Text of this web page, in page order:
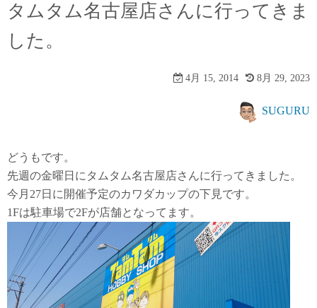
プタムタム名古屋店さんに行ってきま
した。
4月 15, 2014 8月 29, 2023
SUGURU
どうもです。
先週の金曜日にタムタム名古屋店さんに行ってきました。
今月27日に開催予定のカワダカップの下見です。
1Fは駐車場で2Fが店舗となってます。